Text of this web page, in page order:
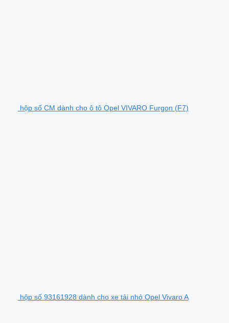
hộp số CM dành cho ô tô Opel VIVARO Furgon (F7)
hộp số 93161928 dành cho xe tải nhỏ Opel Vivaro A